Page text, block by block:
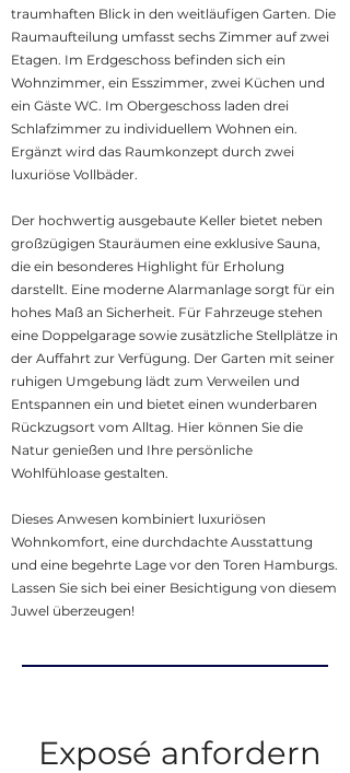
traumhaften Blick in den weitläufigen Garten. Die
Raumaufteilung umfasst sechs Zimmer auf zwei
Etagen. Im Erdgeschoss befinden sich ein
Wohnzimmer, ein Esszimmer, zwei Küchen und
ein Gäste WC. Im Obergeschoss laden drei
Schlafzimmer zu individuellem Wohnen ein.
Ergänzt wird das Raumkonzept durch zwei
luxuriöse Vollbäder.
Der hochwertig ausgebaute Keller bietet neben
großzügigen Stauräumen eine exklusive Sauna,
die ein besonderes Highlight für Erholung
darstellt. Eine moderne Alarmanlage sorgt für ein
hohes Maß an Sicherheit. Für Fahrzeuge stehen
eine Doppelgarage sowie zusätzliche Stellplätze in
der Auffahrt zur Verfügung. Der Garten mit seiner
ruhigen Umgebung lädt zum Verweilen und
Entspannen ein und bietet einen wunderbaren
Rückzugsort vom Alltag. Hier können Sie die
Natur genießen und Ihre persönliche
Wohlfühloase gestalten.
Dieses Anwesen kombiniert luxuriösen
Wohnkomfort, eine durchdachte Ausstattung
und eine begehrte Lage vor den Toren Hamburgs.
Lassen Sie sich bei einer Besichtigung von diesem
Juwel überzeugen!
Exposé anfordern